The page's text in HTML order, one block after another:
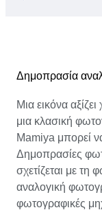
Δημοπρασία
Μια εικόνα
μια κλασική
Mamiya μπορεί
Δημοπρασίες
σχετίζεται με τη
αναλογική
φωτογραφικές